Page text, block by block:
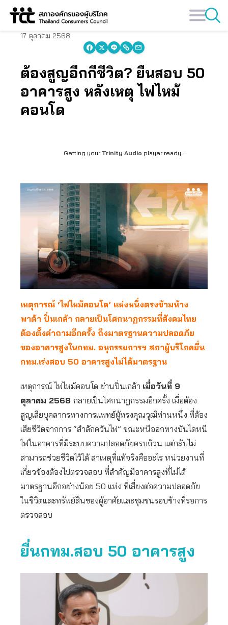
Skip
17 ตุลาคม 2568
ต้องสูญอีกกี่ชีวิต? ยื่นสอบ 50
อาคารสูง หลังเหตุ ไฟไหม้
คอนโด
Getting your Trinity Audio player ready...
เหตุการณ์ ‘ไฟไหม้คอนโด’ แห่งหนึ่งตรงข้ามห้าง
พาต้า ปิ่นเกล้า กลายเป็นโศกนาฏกรรมที่สังคมไทย
ต้องตั้งคำถามอีกครั้ง ถึงมาตรฐานความปลอดภัย
ของอาคารสูงในกทม. อนุกรรมการฯ สภาผู้บริโภคยื่น
กทม.เร่งสอบ 50 อาคารสูงไม่ได้มาตรฐาน
เหตุการณ์ ไฟไหม้คอนโด ย่านปิ่นเกล้า เมื่อวันที่ 9
ตุลาคม 2568 กลายเป็นโศกนาฎกรรมอีกครั้ง เมื่อต้อง
สูญเสียบุคลากรทางการแพทย์ผู้ทรงคุณวุฒิท่านหนึ่ง ที่ต้อง
เสียชีวิตจากการ “สำลักควันไฟ” ขณะหนีออกทางบันไดหนี
ไฟในอาคารที่มีระบบความปลอดภัยครบถ้วน แต่กลับไม่
สามารถช่วยชีวิตไว้ได้ สาเหตุที่แท้จริงคืออะไร หน่วยงานที่
เกี่ยวข้องต้องไปตรวจสอบ ที่สำคัญมีอาคารสูงที่ไม่ได้
มาตรฐานอีกอย่างน้อย 50 แห่ง ที่เสี่ยงต่อความปลอดภัย
ในชีวิตและทรัพย์สินของผู้อาศัยและชุมชนรอบข้างที่รอการ
ตรวจสอบ
ยื่นกทม.สอบ 50 อาคารสูง